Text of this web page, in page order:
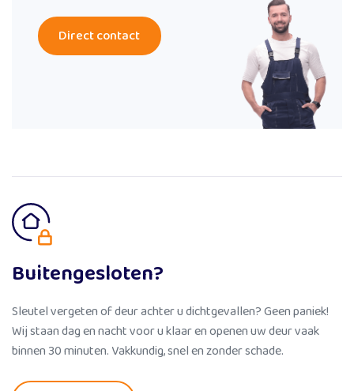
Direct contact
Buitengesloten?
Sleutel vergeten of deur achter u dichtgevallen? Geen paniek!
Wij staan dag en nacht voor u klaar en openen uw deur vaak
binnen 30 minuten. Vakkundig, snel en zonder schade.